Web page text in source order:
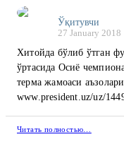
Ўқитувчи
27 January 2018
Хитойда бўлиб ўтган
ўртасида Осиё
терма жамоаси
www.president.uz/uz/
Читать полностью…